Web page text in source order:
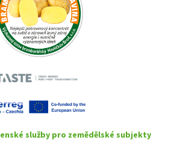
služby pro zemědělské subjekty